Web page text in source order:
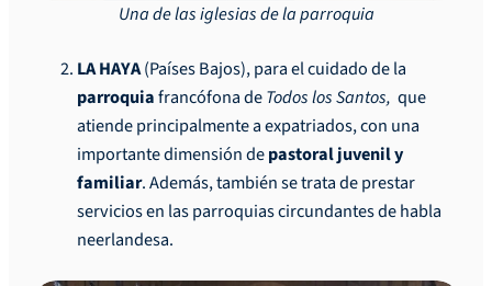
Una de las iglesias de la parroquia
LA HAYA(Países Bajos), para el cuidado de la
parroquiafrancófona deTodos los Santos, que
atiende principalmente a expatriados, con una
importante dimensión depastoral juvenil y
familiar. Además, también se trata de prestar
servicios en las parroquias circundantes de habla
neerlandesa.